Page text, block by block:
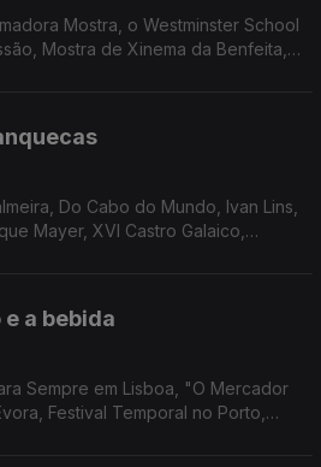
Mostra, o Westminster School
Mostra de Xinema da Benfeita,
Do Cabo do Mundo, Ivan Lins,
Mayer, XVI Castro Galaico,
a bebida
Sempre em Lisboa, "O Mercador
Festival Temporal no Porto,